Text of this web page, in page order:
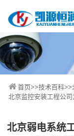
首页>>技术百科>>
北京监控安装工程公司
北京弱电系统